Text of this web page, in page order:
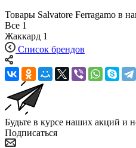
Товары Salvatore Ferragamo в
Все 1
Жаккард 1
Список брендов
Будьте в курсе наших акций и
Подписаться